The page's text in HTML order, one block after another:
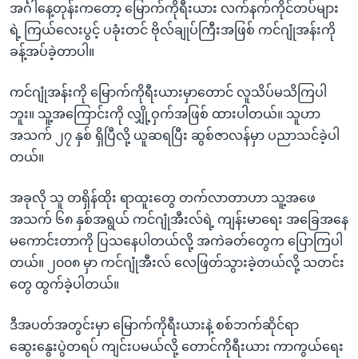
အင်္ဂါနေ့တုန်းကတော့ မြောက်ကိုရီးယား လက်နက်ကိုင်တပ်များ
ရဲ့ ကြယ်လေးပွင့် ပခုံးတင် ဗိုလ်ချုပ်ကြီးအဖြစ် ကင်ဂျုံအန်းကို
ခန့်အပ်ခဲ့တာပါ။
ကင်ဂျုံအန်းကို မြောက်ကိုရီးယားမှာတောင် လူသိပ်မသိကြပါ
ဘူး။ သူ့အကြောင်းကို လျှို့ဝှက်အဖြစ် ထားပါတယ်။ သူဟာ
အသက် ၂၇ နှစ် ရှိပြီလို့ ယူဆရပြီး ဆွစ်ဇာလန်မှာ ပညာသင်ခဲ့ပါ
တယ်။
အခုလို သူ တရှိန်ထိုး ရာထူးတွေ တက်လာတာဟာ သူ့အဖေ
အသက် ၆၈ နှစ်အရွယ် ကင်ဂျုံအီးလ်ရဲ့ ကျန်းမာရေး အခြေအနေ
မကောင်းတာကို ပြသနေပါတယ်လို့ အကဲခတ်တွေက ပြောကြပါ
တယ်။ ၂၀၀၈ မှာ ကင်ဂျုံအီးလ် လေဖြတ်သွားခဲ့တယ်လို့ သတင်း
တွေ ထွက်ခဲ့ပါတယ်။
ဒီအပတ်အတွင်းမှာ မြောက်ကိုရီးယားနဲ့ စစ်ဘက်ဆိုင်ရာ
ဆွေးနွေးပွဲတရပ် ကျင်းပမယ်လို့ တောင်ကိုရီးယား ကာကွယ်ရေး